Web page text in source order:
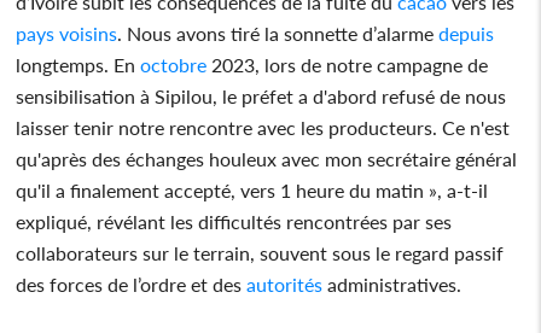
pays voisins. Nous avons tiré la sonnette d’alarme depuis
longtemps. En octobre 2023, lors de notre campagne de
sensibilisation à Sipilou, le préfet a d'abord refusé de nous
laisser tenir notre rencontre avec les producteurs. Ce n'est
qu'après des échanges houleux avec mon secrétaire général
qu'il a finalement accepté, vers 1 heure du matin », a-t-il
expliqué, révélant les difficultés rencontrées par ses
collaborateurs sur le terrain, souvent sous le regard passif
des forces de l’ordre et des autorités administratives.